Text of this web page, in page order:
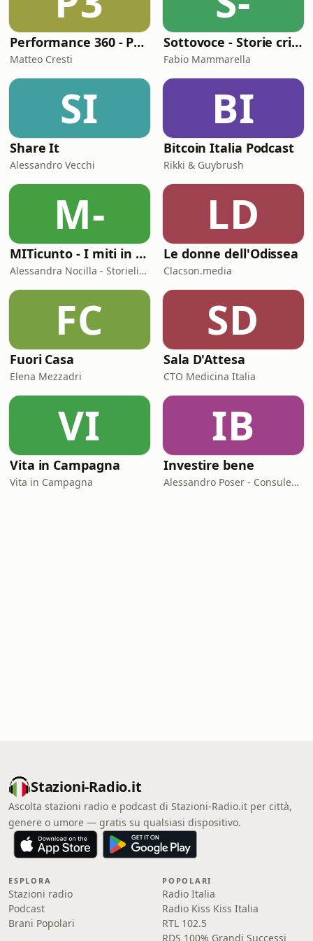
Performance 360 - Prestazione e Benessere
Matteo Cresti
Sottovoce - Storie criminali
Fabio Mammarella
SI
Share It
Alessandro Vecchi
BI
Bitcoin Italia Podcast
Rikki & Guybrush
M-
MITicunto - I miti in prima persona
Alessandra Nocilla - Storielibere.fm
LD
Le donne dell'Odissea
Clacson.media
FC
Fuori Casa
Elena Mezzadri
SD
Sala D'Attesa
CTO Medicina Italia
VI
Vita in Campagna
Vita in Campagna
IB
Investire bene
Alessandro Poser - Consulente Finanziario Fineco
Stazioni-Radio.it
Ascolta stazioni radio e podcast di Stazioni-Radio.it per città,
genere o umore — gratis su qualsiasi dispositivo.
ESPLORA
Stazioni radio
Podcast
Brani Popolari
POPOLARI
Radio Italia
Radio Kiss Kiss Italia
RTL 102.5
RDS 100% Grandi Successi